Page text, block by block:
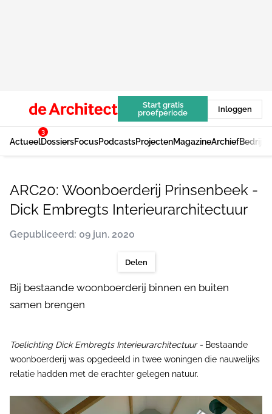
Start gratis
proefperiode
Inloggen
Actueel
3
DossiersFocusPodcastsProjectenMagazineArchief
ARC20: Woonboerderij Prinsenbeek -
Dick Embregts Interieurarchitectuur
Gepubliceerd: 09 jun. 2020
Delen
Bij bestaande woonboerderij binnen en buiten
samen brengen
Toelichting Dick Embregts Interieurarchitectuur - Bestaande
woonboerderij was opgedeeld in twee woningen die nauwelijks
relatie hadden met de erachter gelegen natuur.